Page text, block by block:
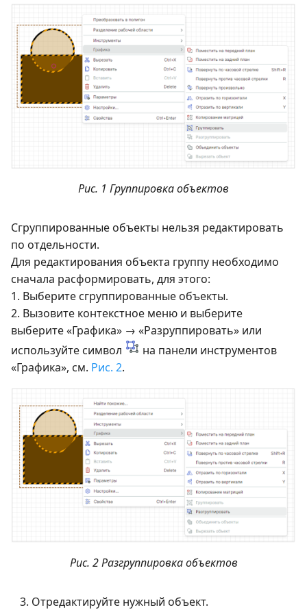
Рис. 1 Группировка объектов
Сгруппированные объекты нельзя редактировать
по отдельности.
Для редактирования объекта группу необходимо
сначала расформировать, для этого:
1. Выберите сгруппированные объекты.
2. Вызовите контекстное меню и выберите
выберите «Графика» → «Разруппировать» или
используйте символ
на панели инструментов
«Графика», см. Рис. 2.
Рис. 2 Разгруппировка объектов
Отредактируйте нужный объект.